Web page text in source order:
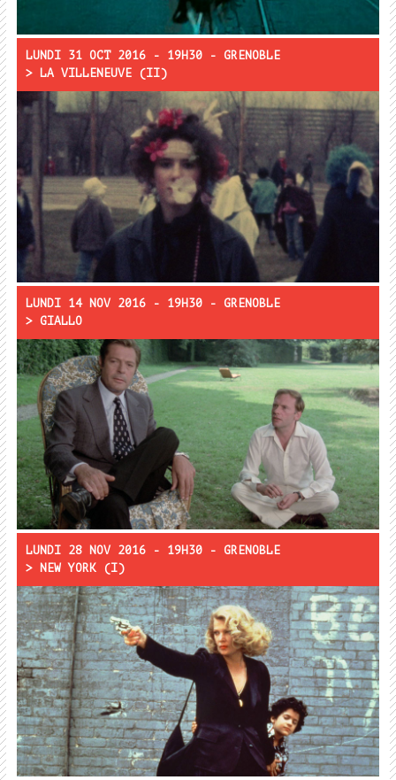
LUNDI 31 OCT 2016 - 19H30 - GRENOBLE
> LA VILLENEUVE (II)
Projection :
La forme d’une ville
Villeneuve
Rencontre :
LUNDI 14 NOV 2016 - 19H30 - GRENOBLE
> GIALLO
Projections :
La femme du dimanche
Rencontre :
LUNDI 28 NOV 2016 - 19H30 - GRENOBLE
> NEW YORK (I)
Projections :
Gloria
Rencontre :